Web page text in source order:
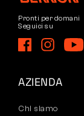
Pronti per domani
Seguici su
AZIENDA
Chi siamo